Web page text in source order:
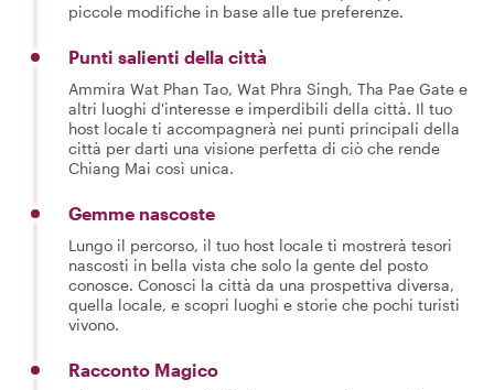
piccole modifiche in base alle tue preferenze.
Punti salienti della città
Ammira Wat Phan Tao, Wat Phra Singh, Tha Pae Gate e
altri luoghi d'interesse e imperdibili della città. Il tuo
host locale ti accompagnerà nei punti principali della
città per darti una visione perfetta di ciò che rende
Chiang Mai così unica.
Gemme nascoste
Lungo il percorso, il tuo host locale ti mostrerà tesori
nascosti in bella vista che solo la gente del posto
conosce. Conosci la città da una prospettiva diversa,
quella locale, e scopri luoghi e storie che pochi turisti
vivono.
Racconto Magico